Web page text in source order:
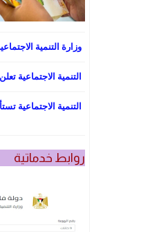
وزارة التنمية
التنمية الاجتماعية
التنمية الاجتماعية
روابط خدماتية